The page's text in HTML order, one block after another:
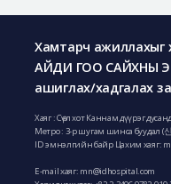
Хамтарч ажиллахыг
АЙДИ ГОО САЙХНЫ
ашиглах/хадгалах
Хаяг : Сөүл хот Каннам дүүрэг
Метро : 3-р шугам шинса буудал (
ID эмнэлгийн байр Цахим хаяг:
E-mail хаяг: mn@idhospital.com